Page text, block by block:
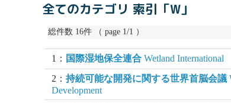
全てのカテゴリ 索引「W」
総件数 16件 （ page 1/1 ）
1： 国際湿地保全連合 Wetland International
2：持続可能な開発に関する世界首脳会議
Development